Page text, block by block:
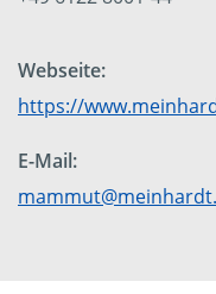
Webseite:
https://
E-Mail: